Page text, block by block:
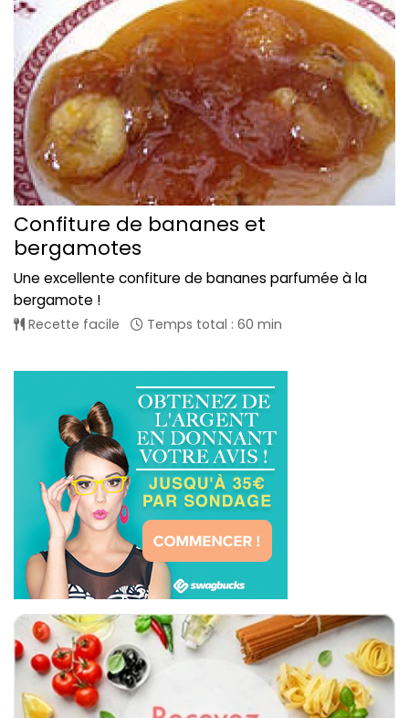
Confiture de bananes et
bergamotes
Une excellente confiture de bananes parfumée à la
bergamote !
Recette facile Temps total : 60 min